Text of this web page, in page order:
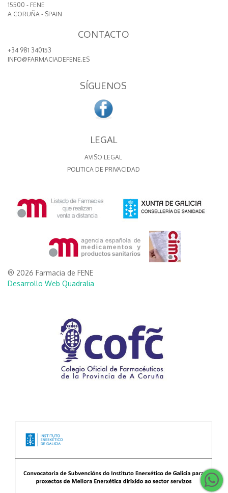
15500 - FENE
A CORUÑA - SPAIN
CONTACTO
+34 981 340153
INFO@FARMACIADEFENE.ES
SÍGUENOS
LEGAL
AVISO LEGAL
POLITICA DE PRIVACIDAD
® 2026 Farmacia de FENE
Desarrollo Web Quadralia